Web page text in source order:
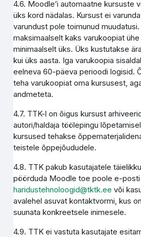
4.6. Moodle’i automaatne kursuste
üks kord nädalas. Kursust ei
varundust pole toimunud
maksimaalselt kaks varukoopiat
minimaalselt üks. Üks kustutakse
kui üks aasta. Iga varukoopia
eelneva 60-päeva perioodi logisid.
teha varukoopiat oma kursusest,
andmeteta.
4.7. TTK-l on õigus kursust
autori/haldaja töölepingu
kursused tehakse
teistele õppejõududele.
4.8. TTK pakub kasutajatele
pöörduda Moodle toe poole e-posti
haridustehnoloogid@tktk.ee või
avalehel asuvat kontaktvormi, kus
suunata konkreetsele inimesele.
4.9. TTK ei vastuta kasutajate